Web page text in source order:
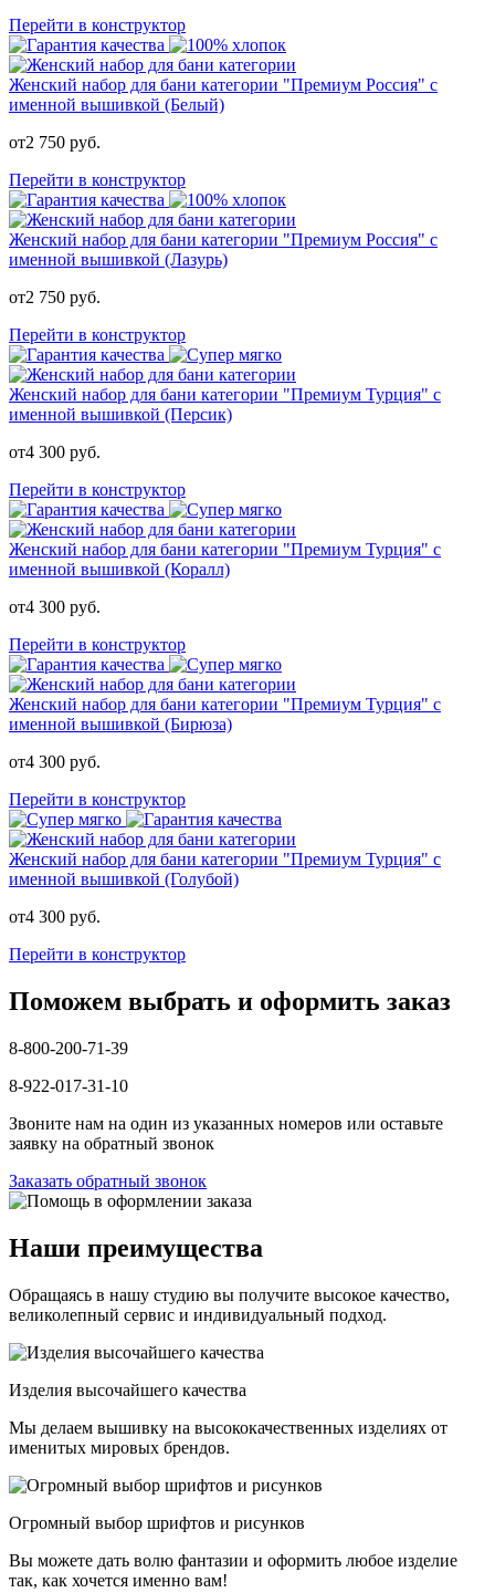
Перейти в конструктор
Женский набор для бани категории "Премиум Россия" с
именной вышивкой (Белый)
от2 750 руб.
Перейти в конструктор
Женский набор для бани категории "Премиум Россия" с
именной вышивкой (Лазурь)
от2 750 руб.
Перейти в конструктор
Женский набор для бани категории "Премиум Турция" с
именной вышивкой (Персик)
от4 300 руб.
Перейти в конструктор
Женский набор для бани категории "Премиум Турция" с
именной вышивкой (Коралл)
от4 300 руб.
Перейти в конструктор
Женский набор для бани категории "Премиум Турция" с
именной вышивкой (Бирюза)
от4 300 руб.
Перейти в конструктор
Женский набор для бани категории "Премиум Турция" с
именной вышивкой (Голубой)
от4 300 руб.
Перейти в конструктор
Поможем выбрать и оформить заказ
8-800-200-71-39
8-922-017-31-10
Звоните нам на один из указанных номеров или оставьте
заявку на обратный звонок
Заказать обратный звонок
Наши преимущества
Обращаясь в нашу студию вы получите высокое качество,
великолепный сервис и индивидуальный подход.
Изделия высочайшего качества
Мы делаем вышивку на высококачественных изделиях от
именитых мировых брендов.
Огромный выбор шрифтов и рисунков
Вы можете дать волю фантазии и оформить любое изделие
так, как хочется именно вам!